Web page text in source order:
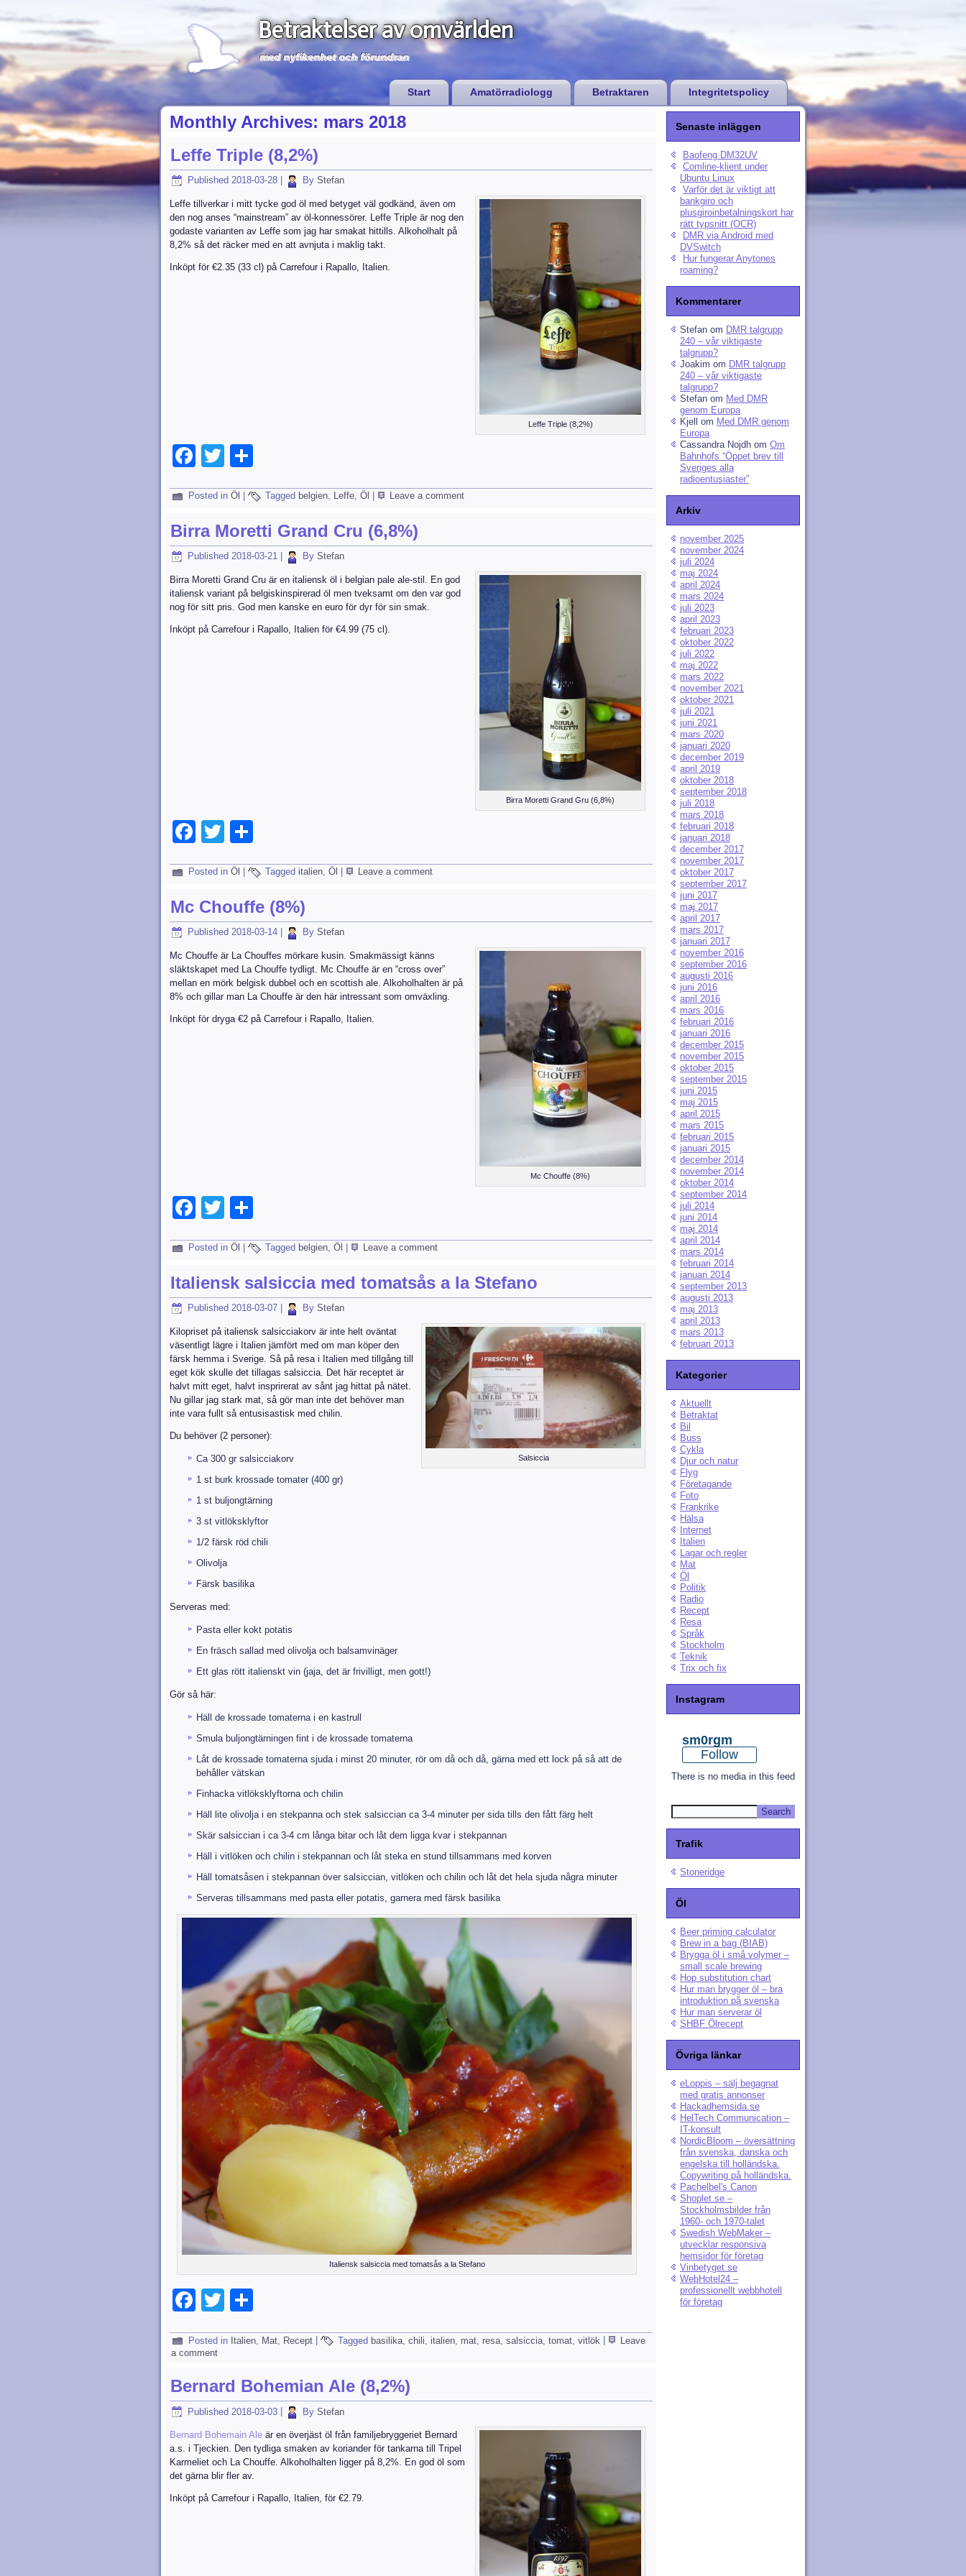
Betraktelser av omvärlden
med nyfikenhet och förundran
Start Amatörradiologg Betraktaren Integritetspolicy
Monthly Archives: mars 2018
Leffe Triple (8,2%)
Published 2018-03-28 By Stefan
Leffe Triple (8,2%)
Leffe tillverkar i mitt tycke god öl med betyget väl godkänd, även om
den nog anses “mainstream” av öl-konnessörer. Leffe Triple är nog den
godaste varianten av Leffe som jag har smakat hittills. Alkoholhalt på
8,2% så det räcker med en att avnjuta i maklig takt.
Inköpt för €2.35 (33 cl) på Carrefour i Rapallo, Italien.
Facebook
Twitter
Posted in Öl Tagged belgien, Leffe, Öl Leave a comment
Birra Moretti Grand Cru (6,8%)
Published 2018-03-21 By Stefan
Birra Moretti Grand Gru (6,8%)
Birra Moretti Grand Cru är en italiensk öl i belgian pale ale-stil. En god
italiensk variant på belgiskinspirerad öl men tveksamt om den var god
nog för sitt pris. God men kanske en euro för dyr för sin smak.
Inköpt på Carrefour i Rapallo, Italien för €4.99 (75 cl).
Facebook
Twitter
Posted in Öl Tagged italien, Öl Leave a comment
Mc Chouffe (8%)
Published 2018-03-14 By Stefan
Mc Chouffe (8%)
Mc Chouffe är La Chouffes mörkare kusin. Smakmässigt känns
släktskapet med La Chouffe tydligt. Mc Chouffe är en “cross over”
mellan en mörk belgisk dubbel och en scottish ale. Alkoholhalten är på
8% och gillar man La Chouffe är den här intressant som omväxling.
Inköpt för dryga €2 på Carrefour i Rapallo, Italien.
Facebook
Twitter
Posted in Öl Tagged belgien, Öl Leave a comment
Italiensk salsiccia med tomatsås a la Stefano
Published 2018-03-07 By Stefan
Salsiccia
Kilopriset på italiensk salsicciakorv är inte helt oväntat
väsentligt lägre i Italien jämfört med om man köper den
färsk hemma i Sverige. Så på resa i Italien med tillgång till
eget kök skulle det tillagas salsiccia. Det här receptet är
halvt mitt eget, halvt insprirerat av sånt jag hittat på nätet.
Nu gillar jag stark mat, så gör man inte det behöver man
inte vara fullt så entusisastisk med chilin.
Du behöver (2 personer):
Ca 300 gr salsicciakorv
1 st burk krossade tomater (400 gr)
1 st buljongtärning
3 st vitlöksklyftor
1/2 färsk röd chili
Olivolja
Färsk basilika
Serveras med:
Pasta eller kokt potatis
En fräsch sallad med olivolja och balsamvinäger
Ett glas rött italienskt vin (jaja, det är frivilligt, men gott!)
Gör så här:
Häll de krossade tomaterna i en kastrull
Smula buljongtärningen fint i de krossade tomaterna
Låt de krossade tomaterna sjuda i minst 20 minuter, rör om då och då, gärna med ett lock på så att de
behåller vätskan
Finhacka vitlöksklyftorna och chilin
Häll lite olivolja i en stekpanna och stek salsiccian ca 3-4 minuter per sida tills den fått färg helt
Skär salsiccian i ca 3-4 cm långa bitar och låt dem ligga kvar i stekpannan
Häll i vitlöken och chilin i stekpannan och låt steka en stund tillsammans med korven
Häll tomatsåsen i stekpannan över salsiccian, vitlöken och chilin och låt det hela sjuda några minuter
Serveras tillsammans med pasta eller potatis, garnera med färsk basilika
Italiensk salsiccia med tomatsås a la Stefano
Facebook
Twitter
Posted in Italien Mat Recept Tagged basilika chili italien mat resa salsiccia tomat vitlök
Leave
a comment
Bernard Bohemian Ale (8,2%)
Published 2018-03-03 By Stefan
Bernard Bohemain Ale är en överjäst öl från familjebryggeriet Bernard
a.s. i Tjeckien. Den tydliga smaken av koriander för tankarna till Tripel
Karmeliet och La Chouffe. Alkoholhalten ligger på 8,2%. En god öl som
det gärna blir fler av.
Inköpt på Carrefour i Rapallo, Italien, för €2.79.
Senaste inläggen
Baofeng DM32UV
Comline-klient under
Ubuntu Linux
Varför det är viktigt att
bankgiro och
plusgiroinbetalningskort har
rätt typsnitt (OCR)
DMR via Android med
DVSwitch
Hur fungerar Anytones
roaming?
Kommentarer
Stefan om DMR talgrupp
240 – vår viktigaste
talgrupp?
Joakim om DMR talgrupp
240 – vår viktigaste
talgrupp?
Stefan om Med DMR
genom Europa
Kjell
om Med DMR genom
Europa
Cassandra Nojdh om Om
Bahnhofs “Öppet brev till
Sveriges alla
radioentusiaster”
Arkiv
november 2025
november 2024
juli 2024
maj 2024
april 2024
mars 2024
juli 2023
april 2023
februari 2023
oktober 2022
juli 2022
maj 2022
mars 2022
november 2021
oktober 2021
juli 2021
juni 2021
mars 2020
januari 2020
december 2019
april 2019
oktober 2018
september 2018
juli 2018
mars 2018
februari 2018
januari 2018
december 2017
november 2017
oktober 2017
september 2017
juni 2017
maj 2017
april 2017
mars 2017
januari 2017
november 2016
september 2016
augusti 2016
juni 2016
april 2016
mars 2016
februari 2016
januari 2016
december 2015
november 2015
oktober 2015
september 2015
juni 2015
maj 2015
april 2015
mars 2015
februari 2015
januari 2015
december 2014
november 2014
oktober 2014
september 2014
juli 2014
juni 2014
maj 2014
april 2014
mars 2014
februari 2014
januari 2014
september 2013
augusti 2013
maj 2013
april 2013
mars 2013
februari 2013
Kategorier
Aktuellt
Betraktat
Bil
Buss
Cykla
Djur och natur
Flyg
Företagande
Foto
Frankrike
Hälsa
Internet
Italien
Lagar och regler
Mat
Öl
Politik
Radio
Recept
Resa
Språk
Stockholm
Teknik
Trix och fix
Instagram
sm0rgm
Follow
There is no media in this feed
Trafik
Stoneridge
Öl
Beer priming calculator
Brew in a bag (BIAB)
Brygga öl i små volymer –
small scale brewing
Hop substitution chart
Hur man brygger öl – bra
introduktion på svenska
Hur man serverar öl
SHBF Ölrecept
Övriga länkar
eLoppis – sälj begagnat
med gratis annonser
Hackadhemsida.se
HelTech Communication –
IT-konsult
NordicBloom – översättning
från svenska, danska och
engelska till holländska.
Copywriting på holländska.
Pachelbel's Canon
Shoplet.se –
Stockholmsbilder från
1960- och 1970-talet
Swedish WebMaker –
utvecklar responsiva
hemsidor för företag
Vinbetyget.se
WebHotel24 –
professionellt webbhotell
för företag